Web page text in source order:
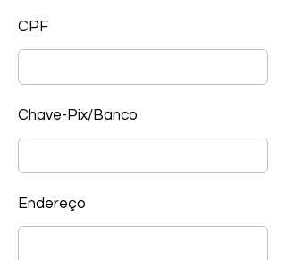
CPF
Chave-Pix/Banco
Endereço